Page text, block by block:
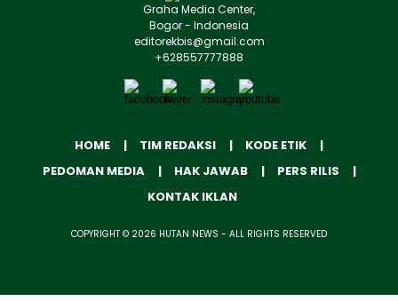
Graha Media Center,
Bogor - Indonesia
editorekbis@gmail.com
+628557777888
HOME TIM REDAKSI
KODE ETIK
PEDOMAN MEDIA
HAK JAWAB
PERS RILIS
KONTAK IKLAN
COPYRIGHT © 2026 HUTAN NEWS - ALL RIGHTS RESERVED